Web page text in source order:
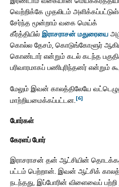
வெற்றிக்கே முதலிடம்
சேர்ந்த மூன்றாம் வகை மெய்க்
கீர்த்தியில்இராசராசன்மதுரையை
கொல்ல தேசம், கொடுங்கோளூர்
கொண்டார் என்றும் கடல் கடந்த
பரிவாரமாகப் பணிபுரிந்தனர் என்றும்
மேலும் இவன் காலத்திலேயே
மாற்றியமைக்கப்பட்டன.[6]
போர்கள்
கேரளப் போர்
இராசராசன் தன் ஆட்சியின்
பட்டம் பெற்றான். இவன் ஆட்சிக்
நடந்தது, இப்போரின் விளைவைப்